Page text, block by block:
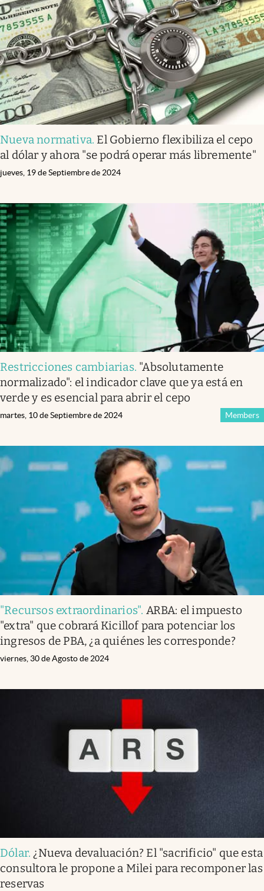
Nueva normativa. El Gobierno flexibiliza el cepo
al dólar y ahora "se podrá operar más libremente"
jueves, 19 de Septiembre de 2024
Restricciones cambiarias. "Absolutamente
normalizado": el indicador clave que ya está en
verde y es esencial para abrir el cepo
Members
martes, 10 de Septiembre de 2024
"Recursos extraordinarios". ARBA: el impuesto
"extra" que cobrará Kicillof para potenciar los
ingresos de PBA, ¿a quiénes les corresponde?
viernes, 30 de Agosto de 2024
Dólar. ¿Nueva devaluación? El "sacrificio" que esta
consultora le propone a Milei para recomponer las
reservas